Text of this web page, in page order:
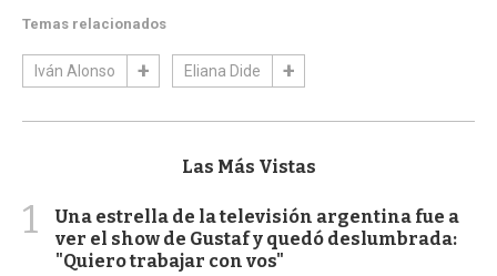
Temas relacionados
Iván Alonso Eliana Dide
Las Más Vistas
1
Una estrella de la televisión argentina fue a
ver el show de Gustaf y quedó deslumbrada:
"Quiero trabajar con vos"